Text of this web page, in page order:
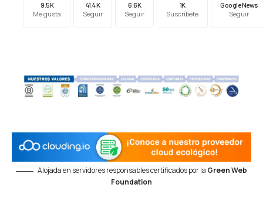
9.5K
Me gusta
41.4K
Seguir
6.6K
Seguir
1K
Suscríbete
Google News
Seguir
Alojada en servidores responsables certificados por la Green Web
Foundation